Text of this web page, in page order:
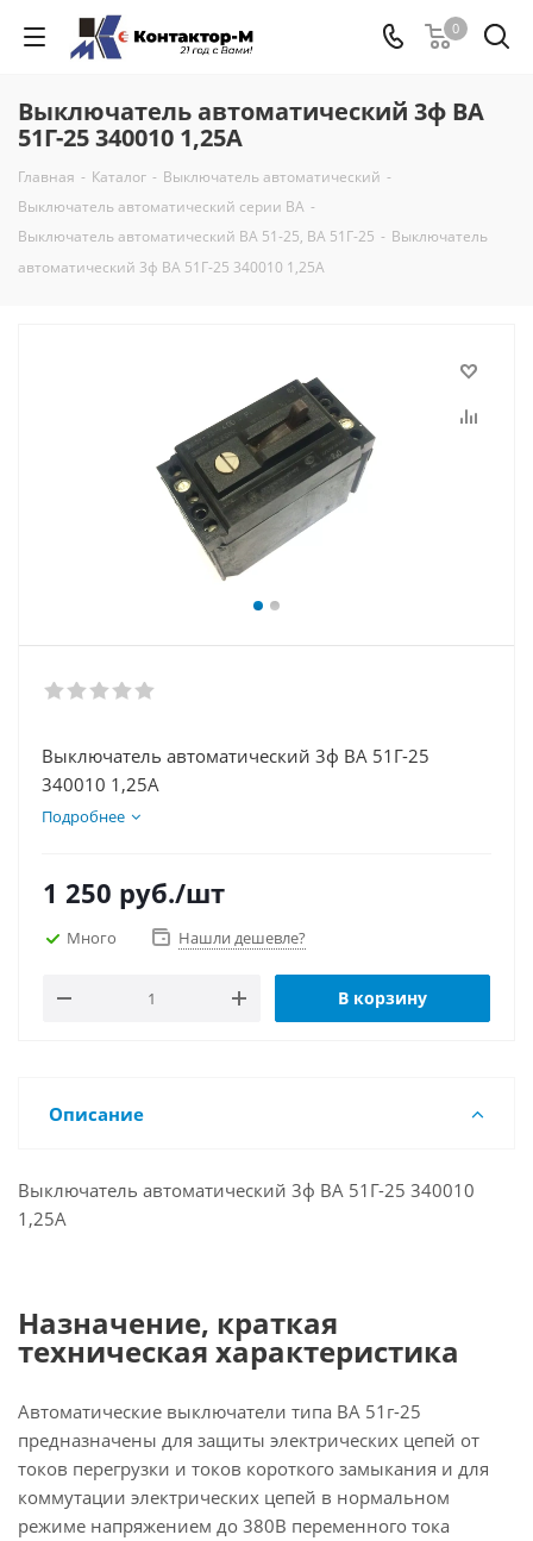
0
Выключатель автоматический 3ф ВА
51Г-25 340010 1,25А
Главная - Каталог - Выключатель автоматический -
Выключатель автоматический серии ВА -
Выключатель автоматический ВА 51-25, ВА 51Г-25 - Выключатель
автоматический 3ф ВА 51Г-25 340010 1,25А
Выключатель автоматический 3ф ВА 51Г-25
340010 1,25А
Подробнее
1 250 руб./шт
Много Нашли дешевле?
В корзину
Описание
Выключатель автоматический 3ф ВА 51Г-25 340010
1,25А
Назначение, краткая
техническая характеристика
Автоматические выключатели типа ВА 51г-25
предназначены для защиты электрических цепей от
токов перегрузки и токов короткого замыкания и для
коммутации электрических цепей в нормальном
режиме напряжением до 380В переменного тока